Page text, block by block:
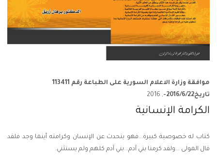
موافقة وزارة الاعلام السورية على الطباعة رقم 113411
تاريخ2016/6/22-
, 2016
الكرامة الإنسانية
كتاب له خصوصية كبيرة...فهو يتحدث عن الإنسان وكرامته أينما وجد فلقد
قال المولى ...ولقد كرمنا بني آدم...بني آدم كلهم ولم يستثني.